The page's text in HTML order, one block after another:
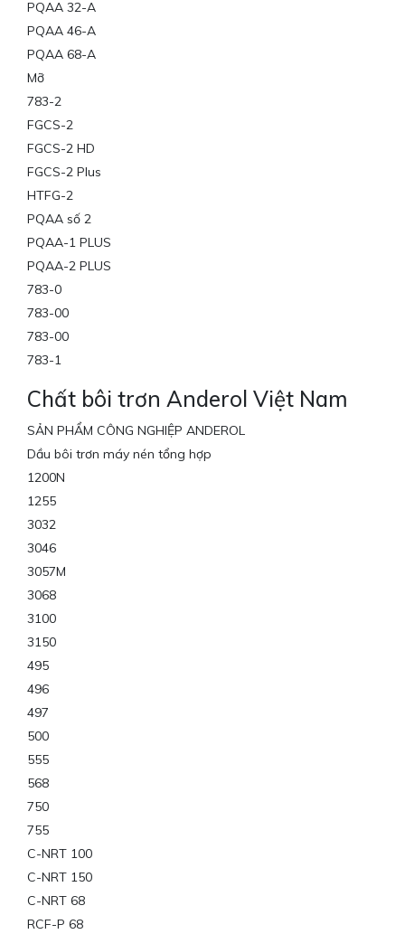
PQAA 32-A
PQAA 46-A
PQAA 68-A
Mỡ
783-2
FGCS-2
FGCS-2 HD
FGCS-2 Plus
HTFG-2
PQAA số 2
PQAA-1 PLUS
PQAA-2 PLUS
783-0
783-00
783-00
783-1
Chất bôi trơn Anderol Việt Nam
SẢN PHẨM CÔNG NGHIỆP ANDEROL
Dầu bôi trơn máy nén tổng hợp
1200N
1255
3032
3046
3057M
3068
3100
3150
495
496
497
500
555
568
750
755
C-NRT 100
C-NRT 150
C-NRT 68
RCF-P 68